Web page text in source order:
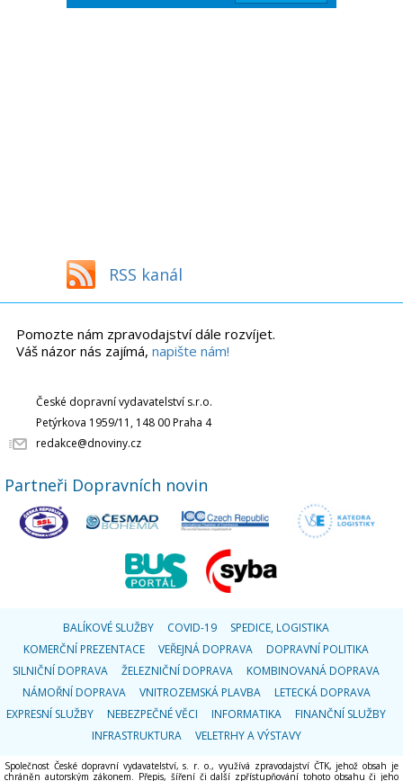
RSS kanál
Pomozte nám zpravodajství dále rozvíjet.
Váš názor nás zajímá, napište nám!
České dopravní vydavatelství s.r.o.
Petýrkova 1959/11, 148 00 Praha 4
redakce@dnoviny.cz
Partneři Dopravních novin
BALÍKOVÉ SLUŽBY COVID-19
SPEDICE, LOGISTIKA
KOMERČNÍ PREZENTACE
VEŘEJNÁ DOPRAVA
DOPRAVNÍ POLITIKA
SILNIČNÍ DOPRAVA
ŽELEZNIČNÍ DOPRAVA
KOMBINOVANÁ DOPRAVA
NÁMOŘNÍ DOPRAVA
VNITROZEMSKÁ PLAVBA
LETECKÁ DOPRAVA
EXPRESNÍ SLUŽBY
NEBEZPEČNÉ VĚCI INFORMATIKA
FINANČNÍ SLUŽBY
INFRASTRUKTURA
VELETRHY A VÝSTAVY
Společnost České dopravní vydavatelství, s. r. o., využívá zpravodajství ČTK, jehož obsah je
chráněn autorským zákonem. Přepis, šíření či další zpřístupňování tohoto obsahu či jeho